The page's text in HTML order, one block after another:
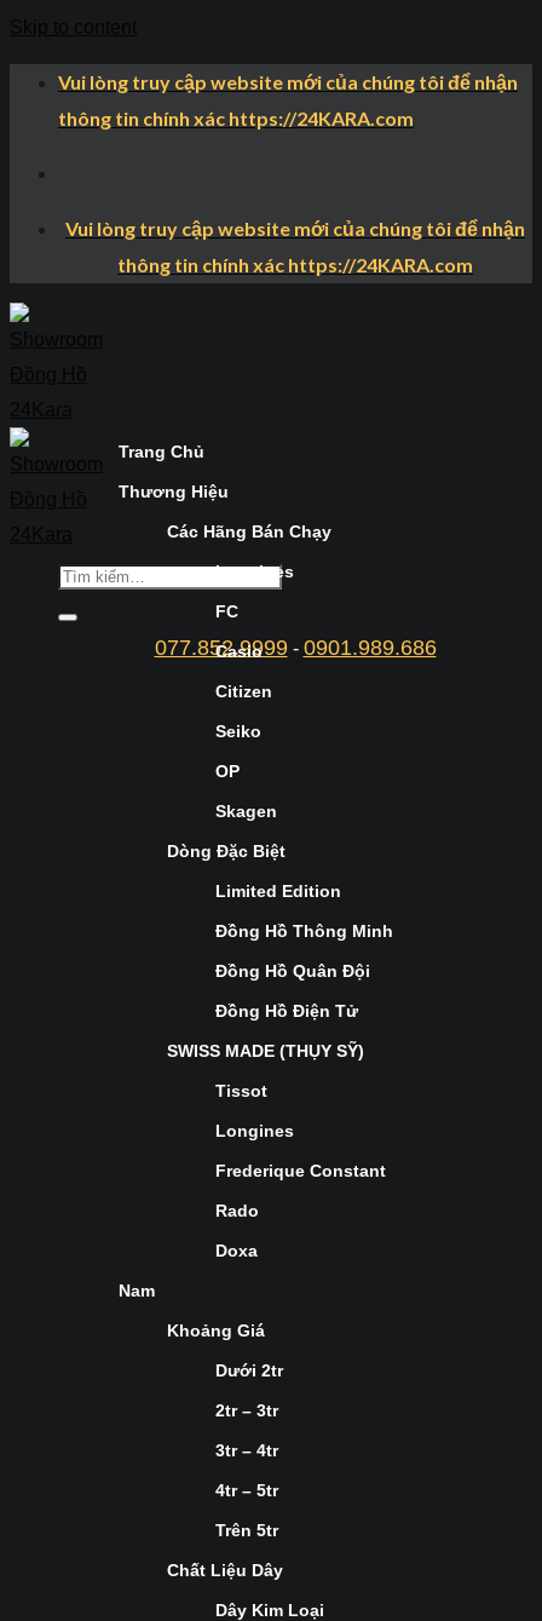
Vui lòng truy cập website mới của chúng tôi để nhận
thông tin chính xác https://24KARA.com
Vui lòng truy cập website mới của chúng tôi để nhận
thông tin chính xác https://24KARA.com
077.852.9999- 0901.989.686
Trang Chủ
Thương Hiệu
Các Hãng Bán Chạy
Longines
FC
Casio
Citizen
Seiko
OP
Skagen
Dòng Đặc Biệt
Limited Edition
Đồng Hồ Thông Minh
Đồng Hồ Quân Đội
Đồng Hồ Điện Tử
SWISS MADE (THỤY SỸ)
Tissot
Longines
Frederique Constant
Rado
Doxa
Nam
Khoảng Giá
Dưới 2tr
2tr – 3tr
3tr – 4tr
4tr – 5tr
Trên 5tr
Chất Liệu Dây
Dây Kim Loại